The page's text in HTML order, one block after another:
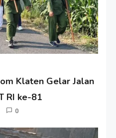
Klaten Gelar Jalan
RI ke-81
0